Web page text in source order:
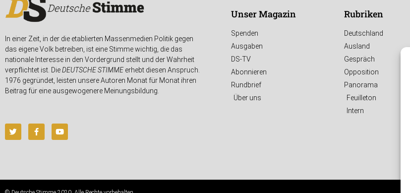
In einer Zeit, in der die etablierten Massenmedien Politik gegen
das eigene Volk betreiben, ist eine Stimme wichtig, die das
nationale Interesse in den Vordergrund stellt und der Wahrheit
verpflichtet ist. DieDEUTSCHE STIMMEerhebt diesen Anspruch.
1976 gegründet, leisten unsere Autoren Monat für Monat ihren
Beitrag für eine ausgewogenere Meinungsbildung.
Unser Magazin
Spenden
Ausgaben
DS-TV
Abonnieren
Rundbrief
Über uns
Rubriken
Deutschland
Ausland
Gespräch
Opposition
Panorama
Feuilleton
Intern